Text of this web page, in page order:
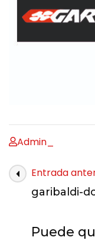
Admin_
Entrada
garibaldi-
Puede